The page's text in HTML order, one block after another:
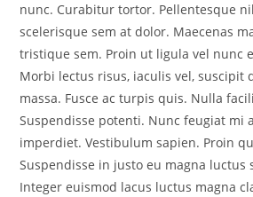
nunc. Curabitur tortor. Pellentesque
scelerisque sem at dolor. Maecenas
tristique sem. Proin ut ligula vel nunc
Morbi lectus risus, iaculis vel, suscipit
massa. Fusce ac turpis quis. Nulla
Suspendisse potenti. Nunc feugiat mi
imperdiet. Vestibulum sapien. Proin
Suspendisse in justo eu magna luctus
Integer euismod lacus luctus magna